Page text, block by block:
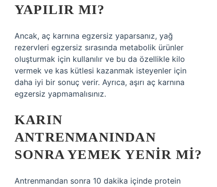
YAPILIR MI?
Ancak, aç karnına egzersiz yaparsanız, yağ
rezervleri egzersiz sırasında metabolik ürünler
oluşturmak için kullanılır ve bu da özellikle kilo
vermek ve kas kütlesi kazanmak isteyenler için
daha iyi bir sonuç verir. Ayrıca, aşırı aç karnına
egzersiz yapmamalısınız.
KARIN
ANTRENMANINDAN
SONRA YEMEK YENIR MI?
Antrenmandan sonra 10 dakika içinde protein